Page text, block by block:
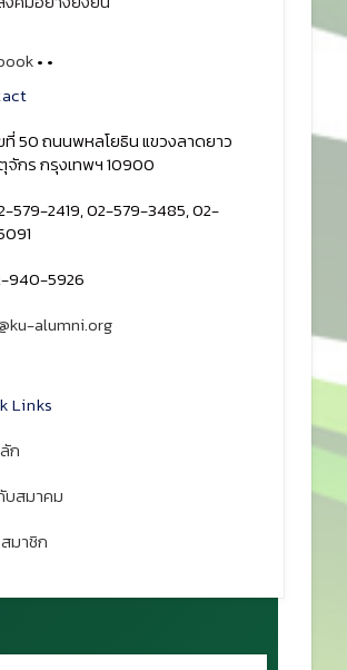
• •
ที่ 50 ถนนพหลโยธิน แขวงลาดยาว
จักร กรุงเทพฯ 10900
2419, 02-579-3485, 02-
940-5926
alumni.org
Links
ก
บสมาคม
มาชิก